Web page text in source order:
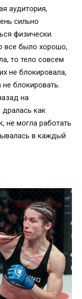
аудитория,
сильно
физически.
все было хорошо,
то тело совсем
не блокировала,
блокировать.
на
дралась как
не могла работать
в каждый